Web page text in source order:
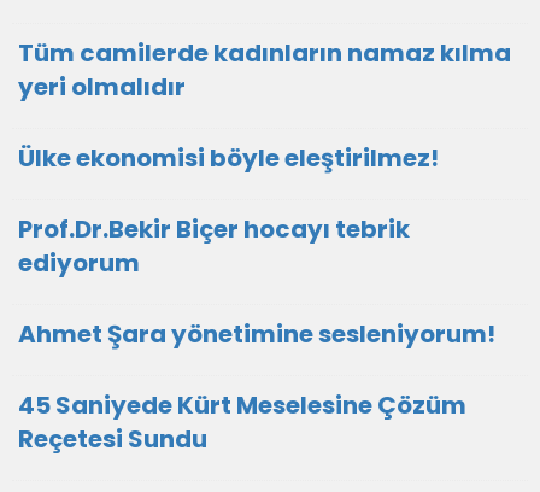
Tüm camilerde kadınların namaz kılma
yeri olmalıdır
Ülke ekonomisi böyle eleştirilmez!
Prof.Dr.Bekir Biçer hocayı tebrik
ediyorum
Ahmet Şara yönetimine sesleniyorum!
45 Saniyede Kürt Meselesine Çözüm
Reçetesi Sundu